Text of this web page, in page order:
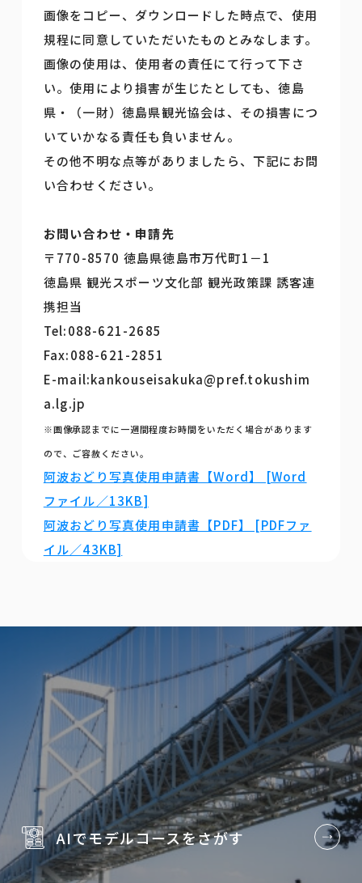
画像をコピー、ダウンロードした時点で、使用
規程に同意していただいたものとみなします。
画像の使用は、使用者の責任にて行って下さ
い。使用により損害が生じたとしても、徳島
県・（一財）徳島県観光協会は、その損害につ
いていかなる責任も負いません。
その他不明な点等がありましたら、下記にお問
い合わせください。
お問い合わせ・申請先
〒770-8570 徳島県徳島市万代町1－1
徳島県 観光スポーツ文化部 観光政策課 誘客連
携担当
Tel:088-621-2685
Fax:088-621-2851
E-mail:kankouseisakuka@pref.tokushim
a.lg.jp
※画像承認までに一週間程度お時間をいただく場合があります
ので、ご容赦ください。
阿波おどり写真使用申請書【Word】 [Word
ファイル／13KB]
阿波おどり写真使用申請書【PDF】 [PDFファ
イル／43KB]
AIでモデルコースをさがす